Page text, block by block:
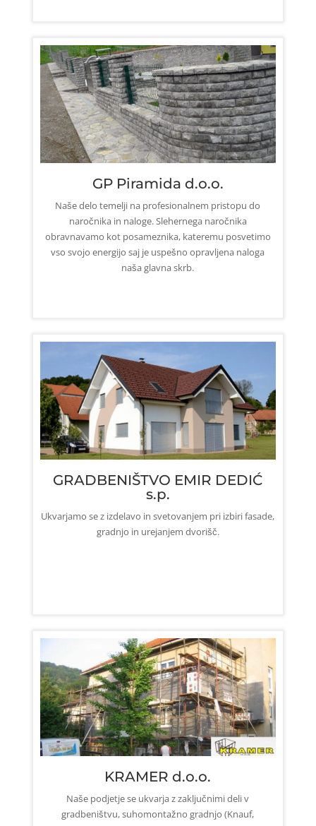
GP Piramida d.o.o.
Naše delo temelji na profesionalnem pristopu do
naročnika in naloge. Slehernega naročnika
obravnavamo kot posameznika, kateremu posvetimo
vso svojo energijo saj je uspešno opravljena naloga
naša glavna skrb.
GRADBENIŠTVO EMIR DEDIĆ
s.p.
Ukvarjamo se z izdelavo in svetovanjem pri izbiri fasade,
gradnjo in urejanjem dvorišč.
KRAMER d.o.o.
Naše podjetje se ukvarja z zaključnimi deli v
gradbeništvu, suhomontažno gradnjo (Knauf,